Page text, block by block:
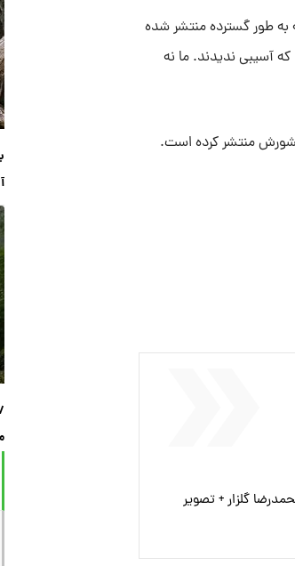
به طور گسترده منتشر شده
آسیبی ندیدند. ما نه
منتشر کرده است.